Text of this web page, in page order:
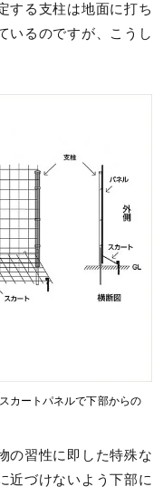
する支柱は地面に打ち
いるのですが、こうし
カートパネルで下部からの
の習性に即した特殊な
近づけないよう下部に